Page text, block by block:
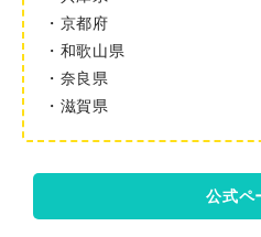
・京都府
・和歌山県
・奈良県
・滋賀県
公式ペ